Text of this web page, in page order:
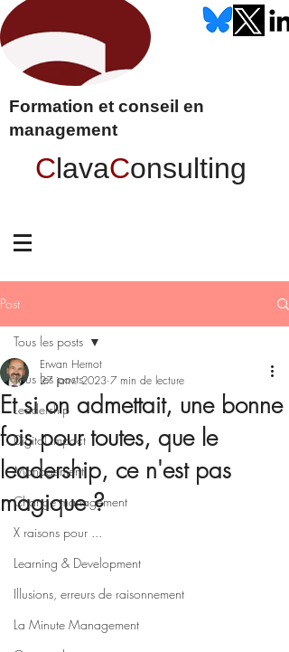
Formation et conseil en
management
ClavaConsulting
Post
Tous les posts
Leadership
Digital impact
Management
Change management
X raisons pour ...
Learning & Development
Illusions, erreurs de raisonnement
La Minute Management
Tous les posts
Et si on admettait, une bonne
fois pour toutes, que le
leadership, ce n'est pas
magique ?
Erwan Hernot
27 janv. 2023 7 min de lecture